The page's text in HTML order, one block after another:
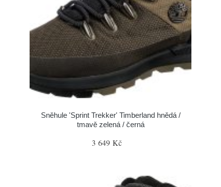
Sněhule 'Sprint Trekker' Timberland hnědá /
tmavě zelená / černá
3 649 Kč